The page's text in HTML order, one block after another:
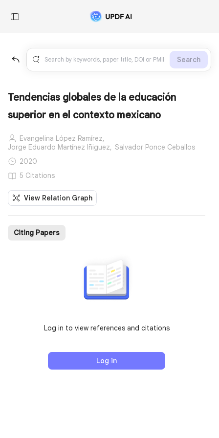
Search
Tendencias globales de la educación
superior en el contexto mexicano
Evangelina López Ramírez,
Jorge Eduardo Martínez Iñiguez, Salvador Ponce Ceballos
2020
5 Citations
View Relation Graph
Citing Papers
Log in to view references and citations
Log in